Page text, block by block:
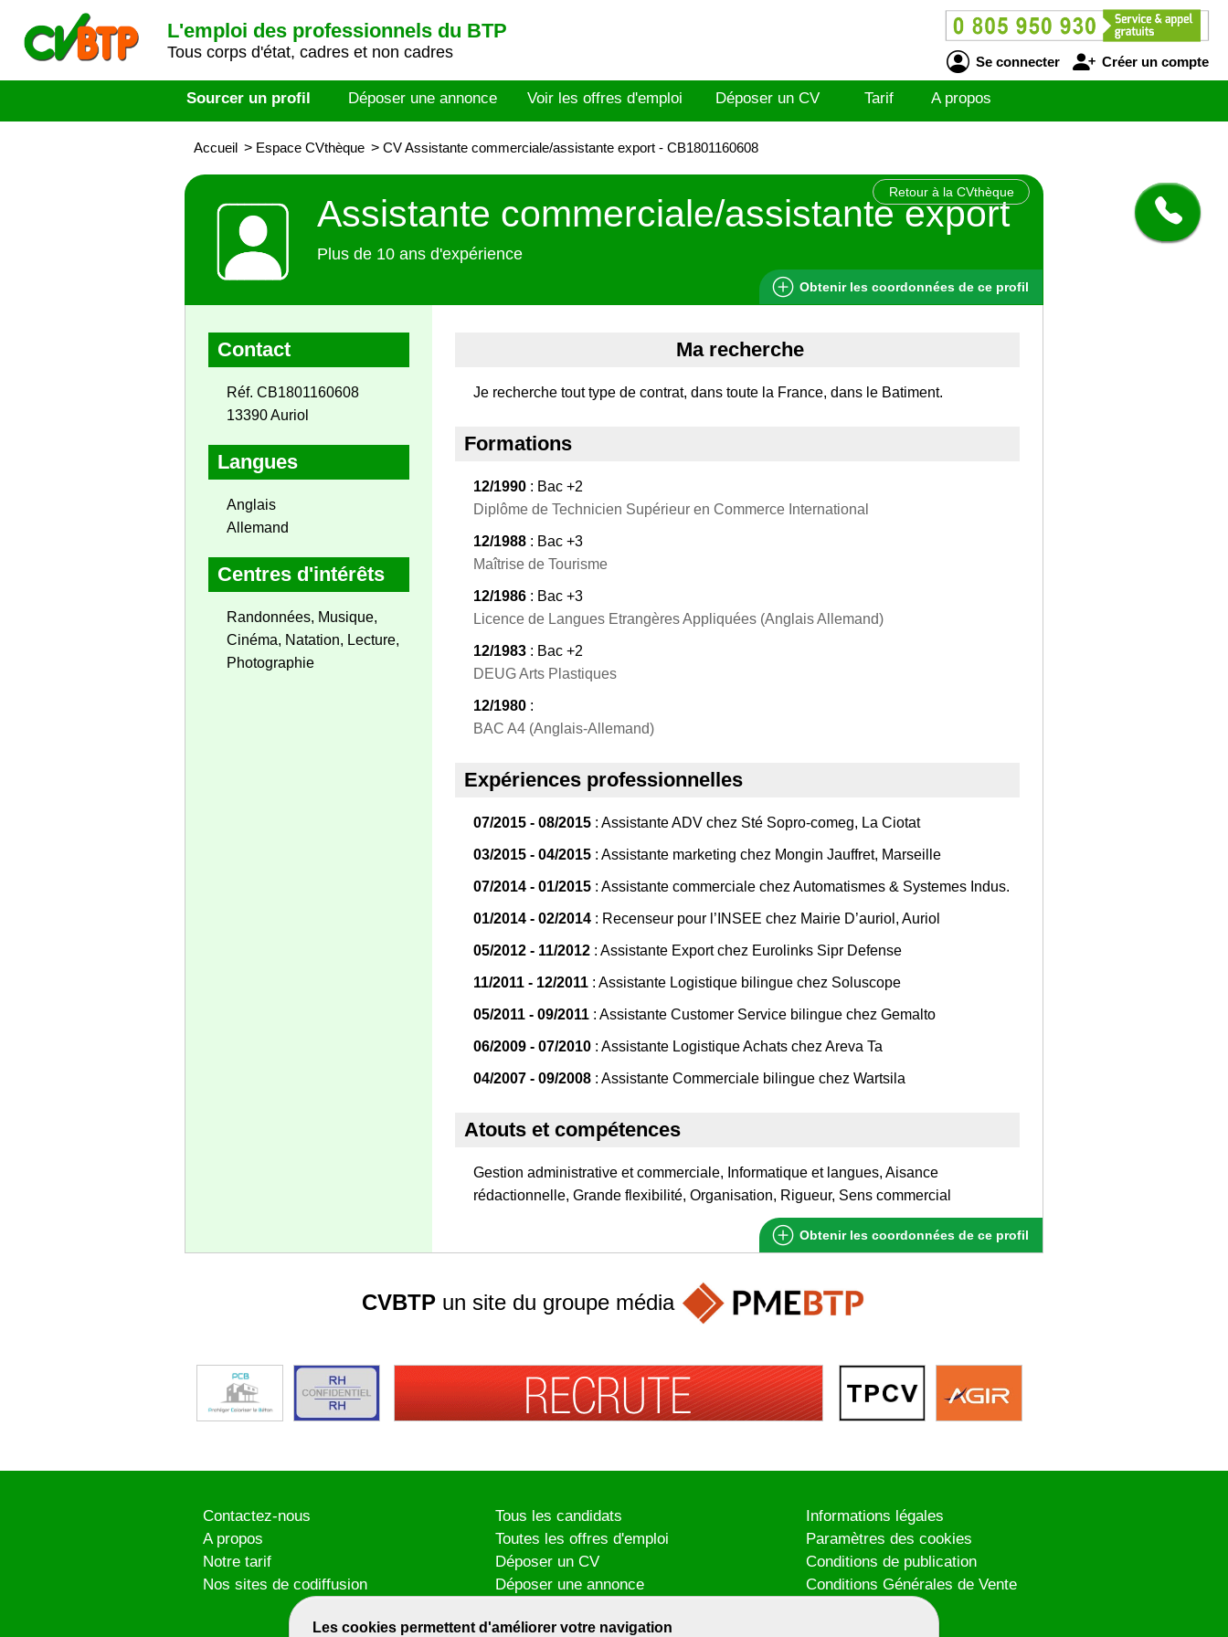
L'emploi des professionnels du BTP
Tous corps d'état, cadres et non cadres
Se connecter Créer un compte
Sourcer un profil Déposer une annonce Voir les offres d'emploi Déposer un CV Tarif A propos
Accueil > Espace CVthèque > CV Assistante commerciale/assistante export - CB1801160608
Retour à la CVthèque
Assistante commerciale/assistante export
Plus de 10 ans d'expérience
Obtenir les coordonnées de ce profil
Contact
Réf. CB1801160608
13390 Auriol
Langues
Anglais
Allemand
Centres d'intérêts
Randonnées, Musique,
Cinéma, Natation, Lecture,
Photographie
Ma recherche
Je recherche tout type de contrat, dans toute la France, dans le Batiment.
Formations
12/1990 : Bac +2
Diplôme de Technicien Supérieur en Commerce International
12/1988 : Bac +3
Maîtrise de Tourisme
12/1986 : Bac +3
Licence de Langues Etrangères Appliquées (Anglais Allemand)
12/1983 : Bac +2
DEUG Arts Plastiques
12/1980 :
BAC A4 (Anglais-Allemand)
Expériences professionnelles
07/2015 - 08/2015 : Assistante ADV chez Sté Sopro-comeg, La Ciotat
03/2015 - 04/2015 : Assistante marketing chez Mongin Jauffret, Marseille
07/2014 - 01/2015 : Assistante commerciale chez Automatismes & Systemes Indus.
01/2014 - 02/2014 : Recenseur pour l’INSEE chez Mairie D’auriol, Auriol
05/2012 - 11/2012 : Assistante Export chez Eurolinks Sipr Defense
11/2011 - 12/2011 : Assistante Logistique bilingue chez Soluscope
05/2011 - 09/2011 : Assistante Customer Service bilingue chez Gemalto
06/2009 - 07/2010 : Assistante Logistique Achats chez Areva Ta
04/2007 - 09/2008 : Assistante Commerciale bilingue chez Wartsila
Atouts et compétences
Gestion administrative et commerciale, Informatique et langues, Aisance
rédactionnelle, Grande flexibilité, Organisation, Rigueur, Sens commercial
Obtenir les coordonnées de ce profil
Les cookies permettent d'améliorer votre navigation
CVBTP un site du groupe média
Contactez-nous
A propos
Notre tarif
Nos sites de codiffusion
Tous les candidats
Toutes les offres d'emploi
Déposer un CV
Déposer une annonce
Informations légales
Paramètres des cookies
Conditions de publication
Conditions Générales de Vente